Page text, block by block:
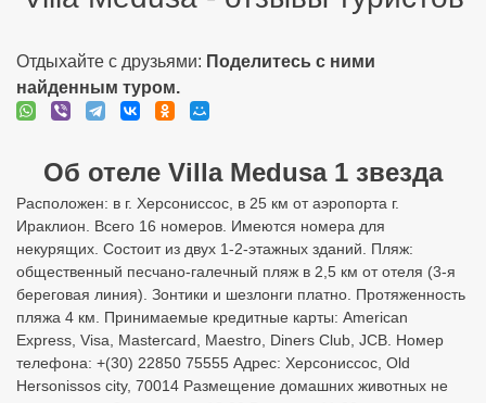
Ираклион. Всего 16 номеров. Имеются номера для
общественный песчано-галечный пляж в 2,5 км от отеля (3-я
береговая линия). Зонтики и шезлонги платно. Протяженность
пляжа 4 км. Принимаемые кредитные карты: American
Hersonissos city, 70014 Размещение домашних животных не
допускается. Заселение с 13:00 Выезд до 11:30